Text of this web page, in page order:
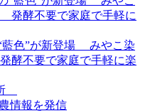
藍色”が新登場 みやこ染
酵不要で家庭で手軽に楽